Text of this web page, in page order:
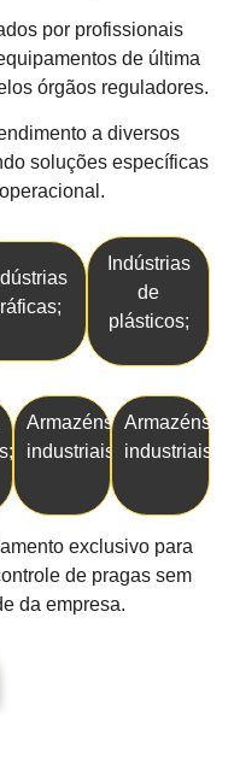
por profissionais
de última
órgãos reguladores.
a diversos
soluções específicas
Indústrias
de
plásticos;
Armazéns
industriais;
Armazéns
industriais;
exclusivo para
de pragas sem
da empresa.